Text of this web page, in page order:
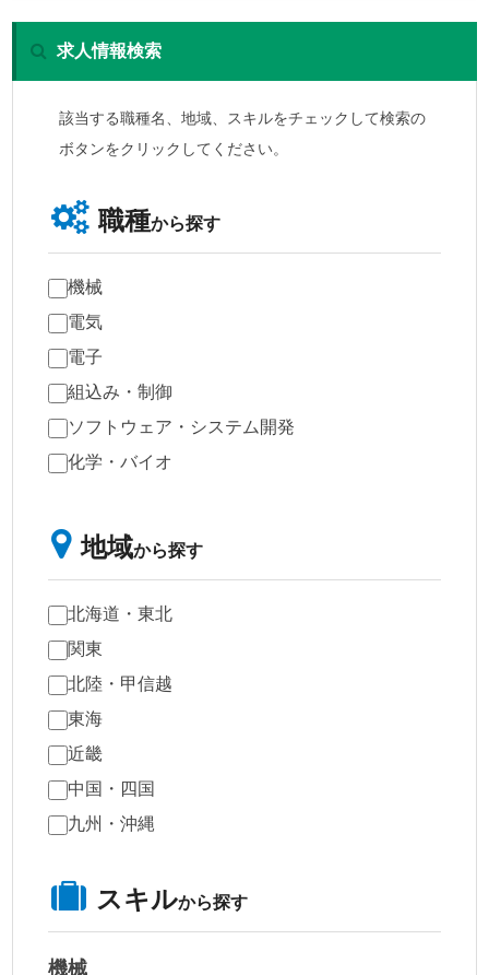
求人情報検索
該当する職種名、地域、スキルをチェックして検索の
ボタンをクリックしてください。
職種から探す
機械
電気
電子
組込み・制御
ソフトウェア・システム開発
化学・バイオ
地域から探す
北海道・東北
関東
北陸・甲信越
東海
近畿
中国・四国
九州・沖縄
スキルから探す
機械